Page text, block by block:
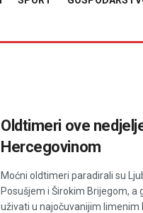
Oldtimeri ove
Hercegovinom
Moćni oldtimeri paradirali su
Posušjem i Širokim Brijegom, a
uživati u najočuvanijim limenim